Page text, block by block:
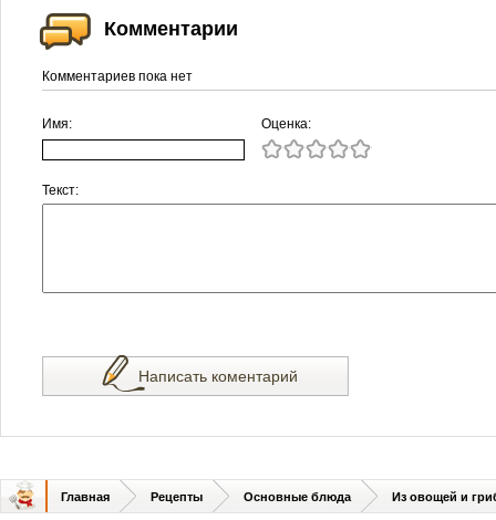
Комментарии
Комментариев пока нет
Имя: Оценка:
Текст:
Написать коментарий
Главная Рецепты Основные блюда Из овощей и